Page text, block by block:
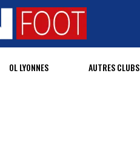
OL LYONNES AUTRES CLUBS